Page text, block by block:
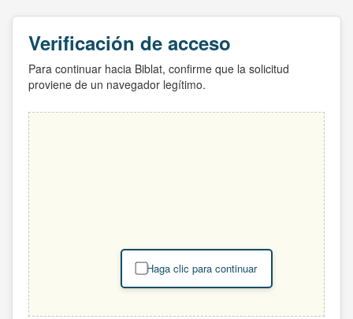
Verificación de acceso
Para continuar hacia Biblat, confirme que la solicitud
proviene de un navegador legítimo.
Haga clic para continuar